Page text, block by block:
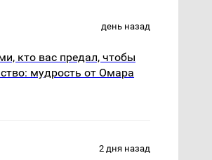
день назад
кто вас предал, чтобы
мудрость от Омара
2 дня назад